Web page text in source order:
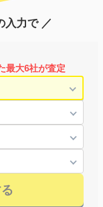
入力で ／
最大6社が査定